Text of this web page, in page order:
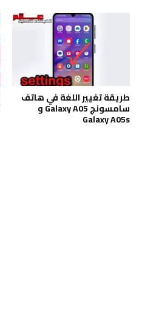
طريقة تغيير اللغة في هاتف
سامسونج Galaxy A05 و
Galaxy A05s